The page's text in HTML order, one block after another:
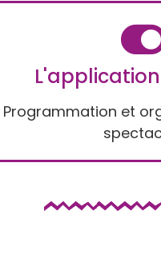
L'application
Programmation et